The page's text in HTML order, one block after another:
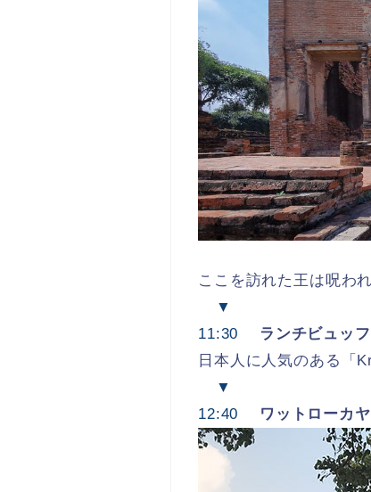
ここを訪れた王は呪わ
▼
11:30
ランチビュッ
日本人に人気のある「
▼
12:40
ワットローカ